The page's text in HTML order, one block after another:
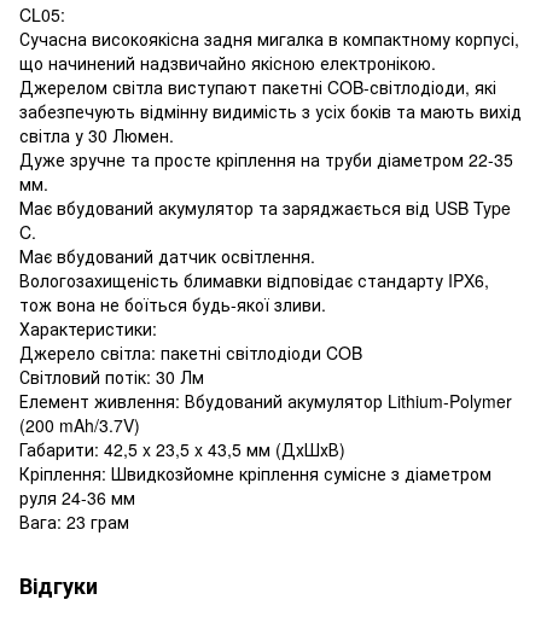
CL05:
Сучасна високоякісна задня мигалка в компактному корпусі,
що начинений надзвичайно якісною електронікою.
Джерелом світла виступают пакетні COB-світлодіоди, які
забезпечують відмінну видимість з усіх боків та мають вихід
світла у 30 Люмен.
Дуже зручне та просте кріплення на труби діаметром 22-35
мм.
Має вбудований акумулятор та заряджається від USB Type
C.
Має вбудований датчик освітлення.
Вологозахищеність блимавки відповідає стандарту IPX6,
тож вона не боїться будь-якої зливи.
Характеристики:
Джерело світла: пакетні світлодіоди COB
Світловий потік: 30 Лм
Елемент живлення: Вбудований акумулятор Lithium-Polymer
(200 mAh/3.7V)
Габарити: 42,5 x 23,5 x 43,5 мм (ДхШхВ)
Кріплення: Швидкозйомне кріплення сумісне з діаметром
руля 24-36 мм
Вага: 23 грам
Відгуки